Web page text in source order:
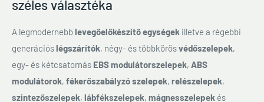
széles választéka
A legmodernebblevegőelőkészítő egységek illetve a régebbi
generációslégszárítók, négy- és többkörösvédőszelepek,
egy- és kétcsatornás EBS modulátorszelepek, ABS
modulátorok, fékerőszabályzó szelepek, relészelepek,
szintezőszelepek, lábfékszelepek, mágnesszelepek és